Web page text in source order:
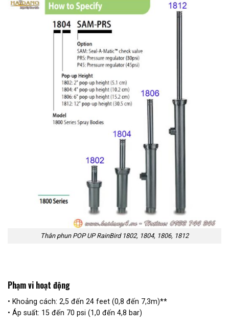
Thân phun POP UP RainBird 1802, 1804, 1806, 1812
Phạm vi hoạt động
• Khoảng cách: 2,5 đến 24 feet (0,8 đến 7,3m)**
• Áp suất: 15 đến 70 psi (1,0 đến 4,8 bar)